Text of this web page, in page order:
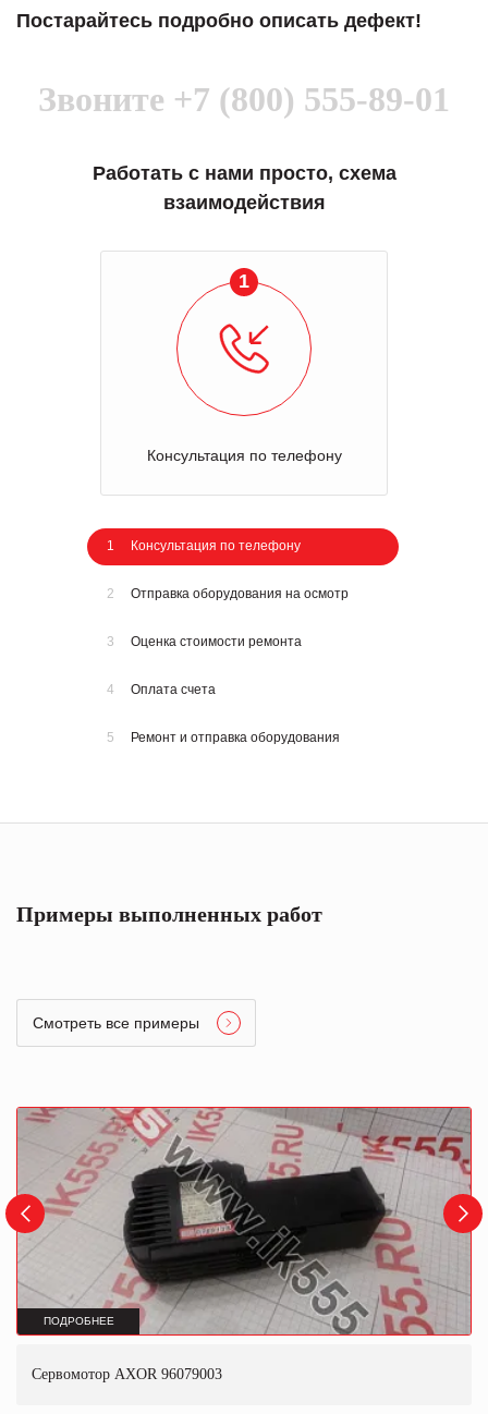
Постарайтесь подробно описать дефект!
Звоните +7 (800) 555-89-01
Работать с нами просто, схема
взаимодействия
1
Консультация по телефону
1 Консультация по телефону
2 Отправка оборудования на осмотр
3 Оценка стоимости ремонта
4 Оплата счета
5 Ремонт и отправка оборудования
Примеры выполненных работ
Смотреть все примеры
ПОДРОБНЕЕ
Сервомотор AXOR 96079003